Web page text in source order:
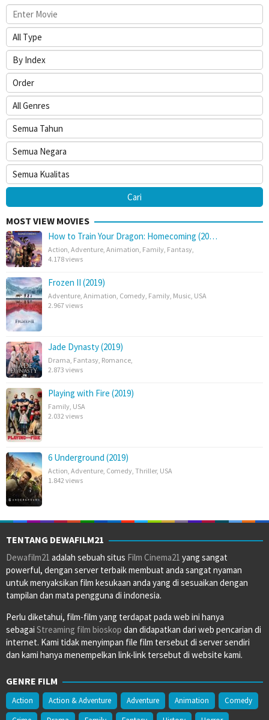
MOST VIEW MOVIES
How to Train Your Dragon: Homecoming (20…
Action, Adventure, Animation, Family, Fantasy,
4.178 views
Frozen II (2019)
Adventure, Animation, Comedy, Family, Music, USA
2.967 views
Jade Dynasty (2019)
Drama, Fantasy, Romance,
2.873 views
Playing with Fire (2019)
Family, USA
2.032 views
6 Underground (2019)
Action, Adventure, Comedy, Thriller, USA
1.842 views
TENTANG DEWAFILM21
Dewafilm21 adalah sebuah situs Film Cinema21 yang sangat
powerful, dengan server terbaik membuat anda sangat nyaman
untuk menyaksikan film kesukaan anda yang di sesuaikan dengan
tampilan dan mata pengguna di indonesia.
Perlu diketahui, film-film yang terdapat pada web ini hanya
sebagai Streaming film bioskop dan didapatkan dari web pencarian di
internet. Kami tidak menyimpan file film tersebut di server sendiri
dan kami hanya menempelkan link-link tersebut di website kami.
GENRE FILM
Action Action & Adventure Adventure Animation
Comedy